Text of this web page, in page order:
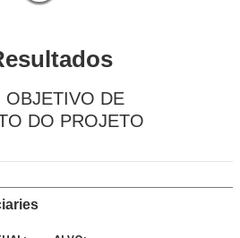
OBJETIVO DE
DO PROJETO